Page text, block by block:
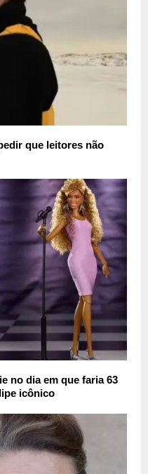
que leitores não
no dia em que faria 63
icônico